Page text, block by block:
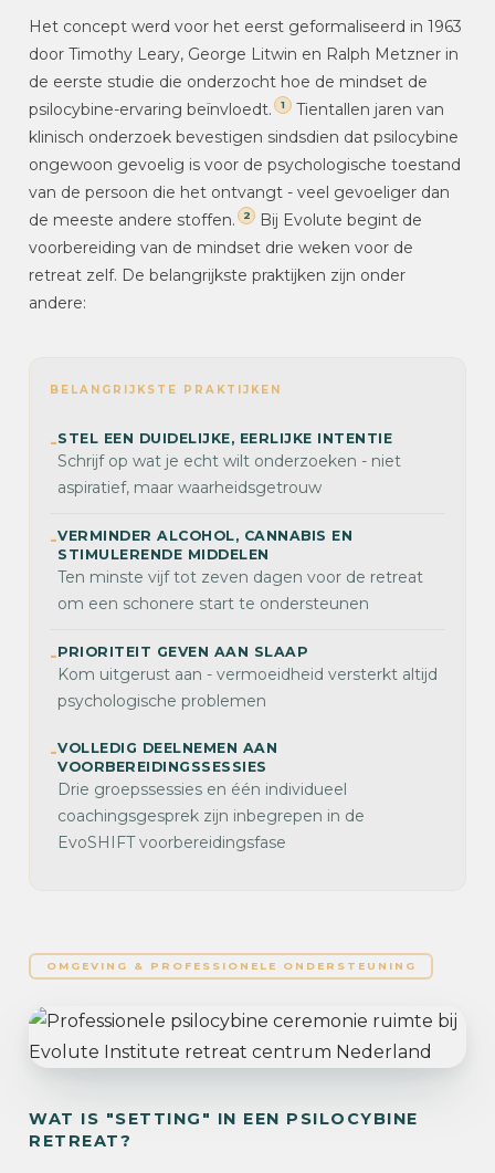
Het concept werd voor het eerst geformaliseerd in 1963
door Timothy Leary, George Litwin en Ralph Metzner in
de eerste studie die onderzocht hoe de mindset de
psilocybine-ervaring beïnvloedt.
1
Tientallen jaren van
klinisch onderzoek bevestigen sindsdien dat psilocybine
ongewoon gevoelig is voor de psychologische toestand
van de persoon die het ontvangt - veel gevoeliger dan
de meeste andere stoffen.
2
Bij Evolute begint de
voorbereiding van de mindset drie weken voor de
retreat zelf. De belangrijkste praktijken zijn onder
andere:
BELANGRIJKSTE PRAKTIJKEN
-STEL EEN DUIDELIJKE, EERLIJKE INTENTIE
Schrijf op wat je echt wilt onderzoeken - niet
aspiratief, maar waarheidsgetrouw
-VERMINDER ALCOHOL, CANNABIS EN
STIMULERENDE MIDDELEN
Ten minste vijf tot zeven dagen voor de retreat
om een schonere start te ondersteunen
-PRIORITEIT GEVEN AAN SLAAP
Kom uitgerust aan - vermoeidheid versterkt altijd
psychologische problemen
-VOLLEDIG DEELNEMEN AAN
VOORBEREIDINGSSESSIES
Drie groepssessies en één individueel
coachingsgesprek zijn inbegrepen in de
EvoSHIFT voorbereidingsfase
OMGEVING & PROFESSIONELE ONDERSTEUNING
WAT IS "SETTING" IN EEN PSILOCYBINE
RETREAT?